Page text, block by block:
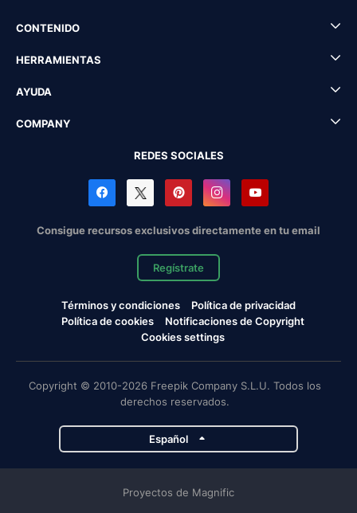
CONTENIDO
HERRAMIENTAS
AYUDA
COMPANY
REDES SOCIALES
Consigue recursos exclusivos directamente en tu email
Regístrate
Términos y condiciones
Política de privacidad
Política de cookies
Notificaciones de Copyright
Cookies settings
Copyright © 2010-2026 Freepik Company S.L.U. Todos los
derechos reservados.
Español
Proyectos de Magnific